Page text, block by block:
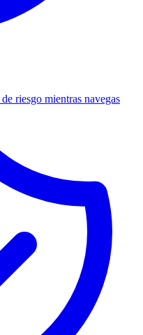
riesgo mientras navegas